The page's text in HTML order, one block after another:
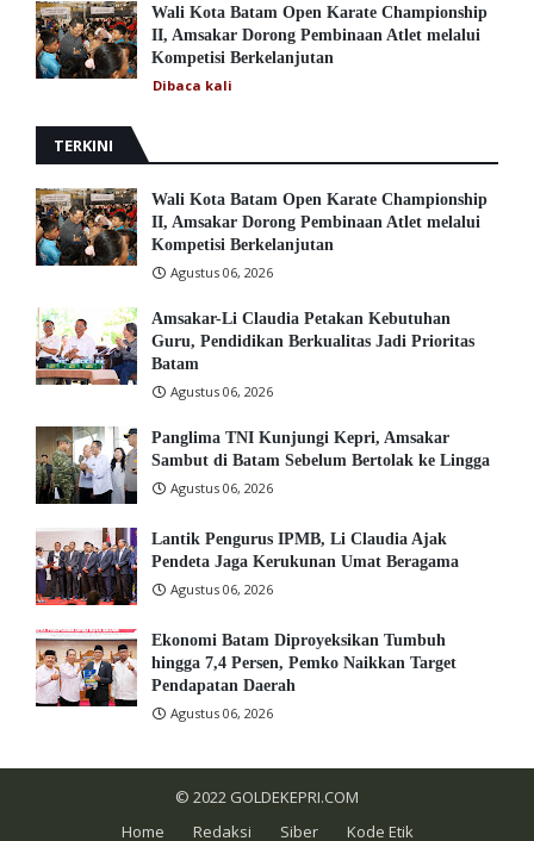
Wali Kota Batam Open Karate Championship
II, Amsakar Dorong Pembinaan Atlet melalui
Kompetisi Berkelanjutan
Dibaca kali
TERKINI
Wali Kota Batam Open Karate Championship
II, Amsakar Dorong Pembinaan Atlet melalui
Kompetisi Berkelanjutan
Agustus 06, 2026
Amsakar-Li Claudia Petakan Kebutuhan
Guru, Pendidikan Berkualitas Jadi Prioritas
Batam
Agustus 06, 2026
Panglima TNI Kunjungi Kepri, Amsakar
Sambut di Batam Sebelum Bertolak ke Lingga
Agustus 06, 2026
Lantik Pengurus IPMB, Li Claudia Ajak
Pendeta Jaga Kerukunan Umat Beragama
Agustus 06, 2026
Ekonomi Batam Diproyeksikan Tumbuh
hingga 7,4 Persen, Pemko Naikkan Target
Pendapatan Daerah
Agustus 06, 2026
© 2022 GOLDEKEPRI.COM
Home
Redaksi Siber Kode Etik